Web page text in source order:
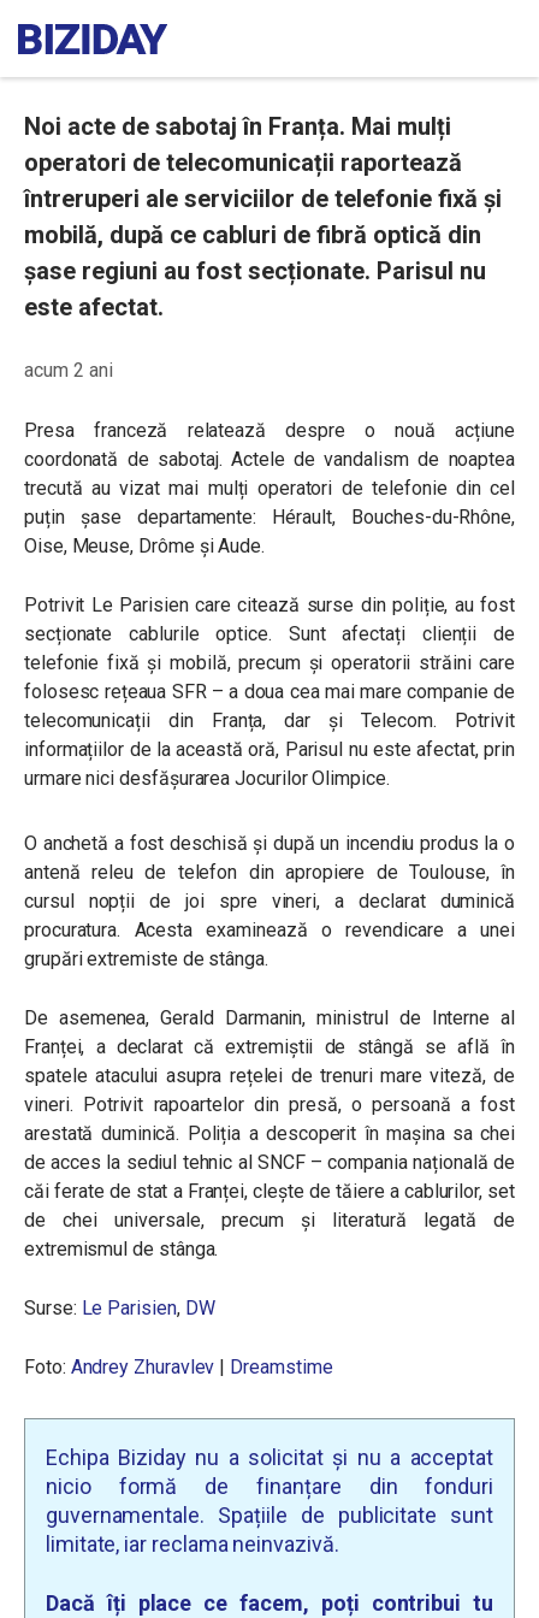
Noi acte de sabotaj în Franța. Mai mulți
operatori de telecomunicații raportează
întreruperi ale serviciilor de telefonie fixă și
mobilă, după ce cabluri de fibră optică din
șase regiuni au fost secționate. Parisul nu
este afectat.
acum 2 ani
Presa franceză relatează despre o nouă acțiune
coordonată de sabotaj. Actele de vandalism de noaptea
trecută au vizat mai mulți operatori de telefonie din cel
puțin șase departamente: Hérault, Bouches-du-Rhône,
Oise, Meuse, Drôme și Aude.
Potrivit Le Parisien care citează surse din poliție, au fost
secționate cablurile optice. Sunt afectați clienții de
telefonie fixă ​​și mobilă, precum și operatorii străini care
folosesc rețeaua SFR – a doua cea mai mare companie de
telecomunicații din Franța, dar și Telecom. Potrivit
informațiilor de la această oră, Parisul nu este afectat, prin
urmare nici desfășurarea Jocurilor Olimpice.
O anchetă a fost deschisă și după un incendiu produs la o
antenă releu de telefon din apropiere de Toulouse, în
cursul nopții de joi spre vineri, a declarat duminică
procuratura. Acesta examinează o revendicare a unei
grupări extremiste de stânga.
De asemenea, Gerald Darmanin, ministrul de Interne al
Franței, a declarat că extremiștii de stângă se află în
spatele atacului asupra rețelei de trenuri mare viteză, de
vineri. Potrivit rapoartelor din presă, o persoană a fost
arestată duminică. Poliția a descoperit în mașina sa chei
de acces la sediul tehnic al SNCF – compania națională de
căi ferate de stat a Franței, clește de tăiere a cablurilor, set
de chei universale, precum și literatură legată de
extremismul de stânga.
Surse: Le Parisien, DW
Foto: Andrey Zhuravlev | Dreamstime
Echipa Biziday nu a solicitat și nu a acceptat
nicio formă de finanțare din fonduri
guvernamentale. Spațiile de publicitate sunt
limitate, iar reclama neinvazivă.
Dacă îți place ce facem, poți contribui tu